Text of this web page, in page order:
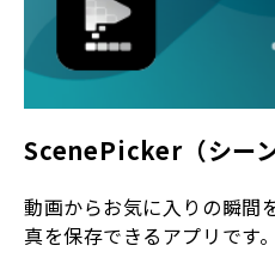
ScenePicker（シーン
動画からお気に入りの瞬間
真を保存できるアプリです。